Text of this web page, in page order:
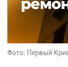
Фото: Первый